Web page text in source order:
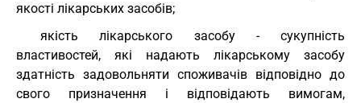
якості лікарських засобів;
якість лікарського засобу - сукупність
властивостей, які надають лікарському засобу
здатність задовольняти споживачів відповідно до
свого призначення і відповідають вимогам,